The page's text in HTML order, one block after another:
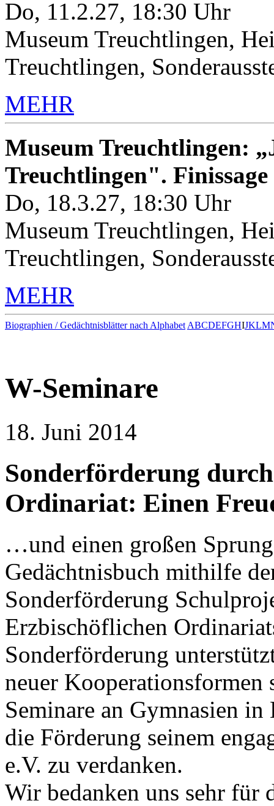
Do, 11.2.27, 18:30 Uhr
Museum Treuchtlingen,
Treuchtlingen,
MEHR
Museum Treuchtlingen:
Treuchtlingen". Finissage
Do, 18.3.27, 18:30 Uhr
Museum Treuchtlingen,
Treuchtlingen,
MEHR
Biographien / Gedächtnisblätter nach Alphabet ABCDEFGHIJKLM
W-Seminare
18. Juni 2014
Sonderförderung
Ordinariat: Einen
…und einen großen
Gedächtnisbuch mithilfe
Sonderförderung
Erzbischöflichen
Sonderförderung
neuer
Seminare an Gymnasien
die Förderung seinem
e.V. zu verdanken.
Wir bedanken uns sehr für